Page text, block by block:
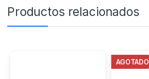
Productos relacionados
AGOTADO